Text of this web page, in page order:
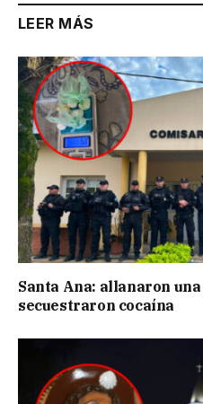
LEER MÁS
Santa Ana: allanaron
secuestraron cocaína